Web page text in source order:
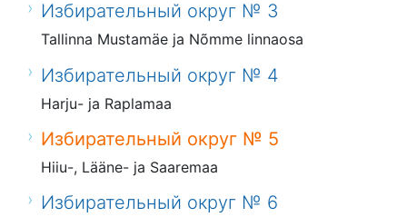
Избирательный округ № 3
Tallinna Mustamäe ja Nõmme linnaosa
Избирательный округ № 4
Harju- ja Raplamaa
Избирательный округ № 5
Hiiu-, Lääne- ja Saaremaa
Избирательный округ № 6